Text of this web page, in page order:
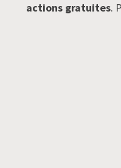
actions gratuites.